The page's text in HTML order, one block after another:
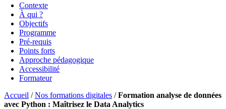
Contexte
À qui ?
Objectifs
Programme
Pré-requis
Points forts
Approche pédagogique
Accessibilité
Formateur
Accueil /Nos formations digitales /Formation analyse de données
avec Python : Maîtrisez le Data Analytics